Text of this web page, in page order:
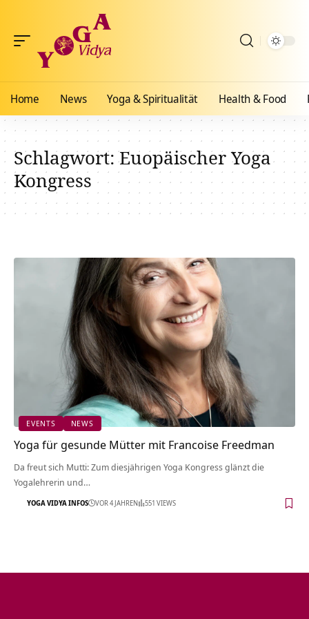
Home News Yoga & Spiritualität Health & Food
Schlagwort:Euopäischer Yoga
Kongress
EVENTS NEWS
Yoga für gesunde Mütter mit Francoise Freedman
Da freut sich Mutti: Zum diesjährigen Yoga Kongress glänzt die
Yogalehrerin und…
YOGA VIDYA INFOS VOR 4 JAHREN 551 VIEWS